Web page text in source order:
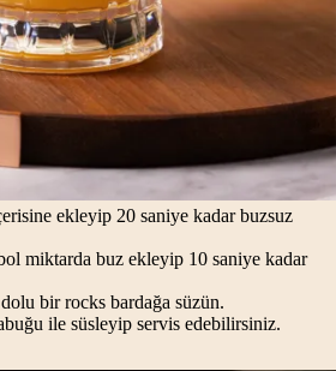
ekleyip 20 saniye kadar buzsuz
miktarda buz ekleyip 10 saniye kadar
bir rocks bardağa süzün.
ile süsleyip servis edebilirsiniz.